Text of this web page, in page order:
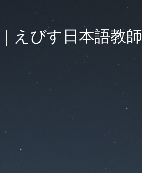
えびす日本語教